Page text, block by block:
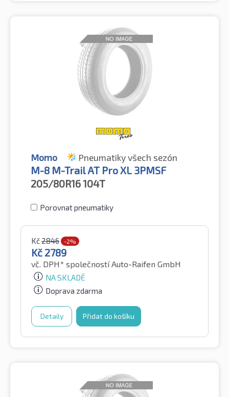
Momo Pneumatiky všech sezón
M-8 M-Trail AT Pro XL 3PMSF
205/80R16104T
Porovnat pneumatiky
Kč2846 -2%
Kč 2789
vč. DPH* společností Auto-Raifen GmbH
NA SKLADĚ
Doprava zdarma
Detaily Přidat do košíku